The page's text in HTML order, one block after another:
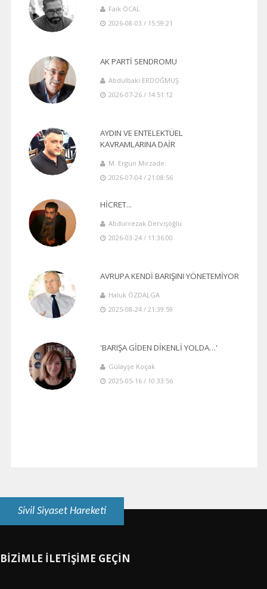
Faik ÖCAL
2026-08-03 / 15:59:21
AK PARTİ SENDROMU
Abdulbaki ERDOĞMUŞ
2026-07-26 / 14:51:12
AYDIN VE ENTELEKTÜEL
KAVRAMLARINA DAİR
M. Ergün Mirzade
2026-07-04 / 21:08:56
HİCRET...
Abdurrezak Dervişoğlu
2026-03-24 / 11:36:00
AVRUPA KENDİ BARIŞINI YÖNETEMİYOR
Haluk ÖZDALGA
2025-08-24 / 21:39:59
'BARIŞA GİDEN DİKENLİ YOLDA…'
Gülayşe Koçak
2025-05-16 / 10:33:56
Sivil Siyaset Hareketi
BİZİMLE İLETİŞİME GEÇİN